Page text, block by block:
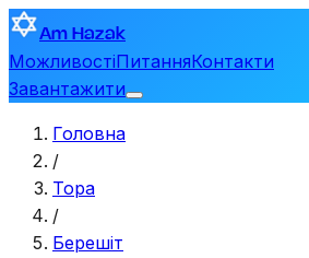
Am Hazak
МожливостіПитанняКонтакти
Завантажити
Головна
/
Тора
/
Берешіт